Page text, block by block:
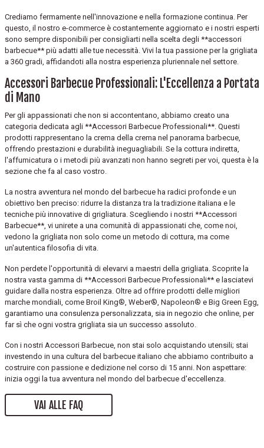
Crediamo fermamente nell'innovazione e nella formazione continua. Per
questo, il nostro e-commerce è costantemente aggiornato e i nostri esperti
sono sempre disponibili per consigliarti nella scelta degli **accessori
barbecue** più adatti alle tue necessità. Vivi la tua passione per la grigliata
a 360 gradi, affidandoti alla nostra esperienza pluriennale nel settore.
Accessori Barbecue Professionali: L'Eccellenza a Portata
di Mano
Per gli appassionati che non si accontentano, abbiamo creato una
categoria dedicata agli **Accessori Barbecue Professionali**. Questi
prodotti rappresentano la crema della crema nel panorama barbecue,
offrendo prestazioni e durabilità ineguagliabili. Se la cottura indiretta,
l'affumicatura o i metodi più avanzati non hanno segreti per voi, questa è la
sezione che fa al caso vostro.
La nostra avventura nel mondo del barbecue ha radici profonde e un
obiettivo ben preciso: ridurre la distanza tra la tradizione italiana e le
tecniche più innovative di grigliatura. Scegliendo i nostri **Accessori
Barbecue**, vi unirete a una comunità di appassionati che, come noi,
vedono la grigliata non solo come un metodo di cottura, ma come
un'autentica filosofia di vita.
Non perdete l'opportunità di elevarvi a maestri della grigliata. Scoprite la
nostra vasta gamma di **Accessori Barbecue Professionali** e lasciatevi
guidare dalla nostra esperienza. Oltre ad offrire prodotti delle migliori
marche mondiali, come Broil King®, Weber®, Napoleon® e Big Green Egg,
garantiamo una consulenza personalizzata, sia in negozio che online, per
far sì che ogni vostra grigliata sia un successo assoluto.
Con i nostri Accessori Barbecue, non stai solo acquistando utensili; stai
investendo in una cultura del barbecue italiano che abbiamo contribuito a
costruire con passione e dedizione nel corso di 15 anni. Non aspettare:
inizia oggi la tua avventura nel mondo del barbecue d'eccellenza.
VAI ALLE FAQ